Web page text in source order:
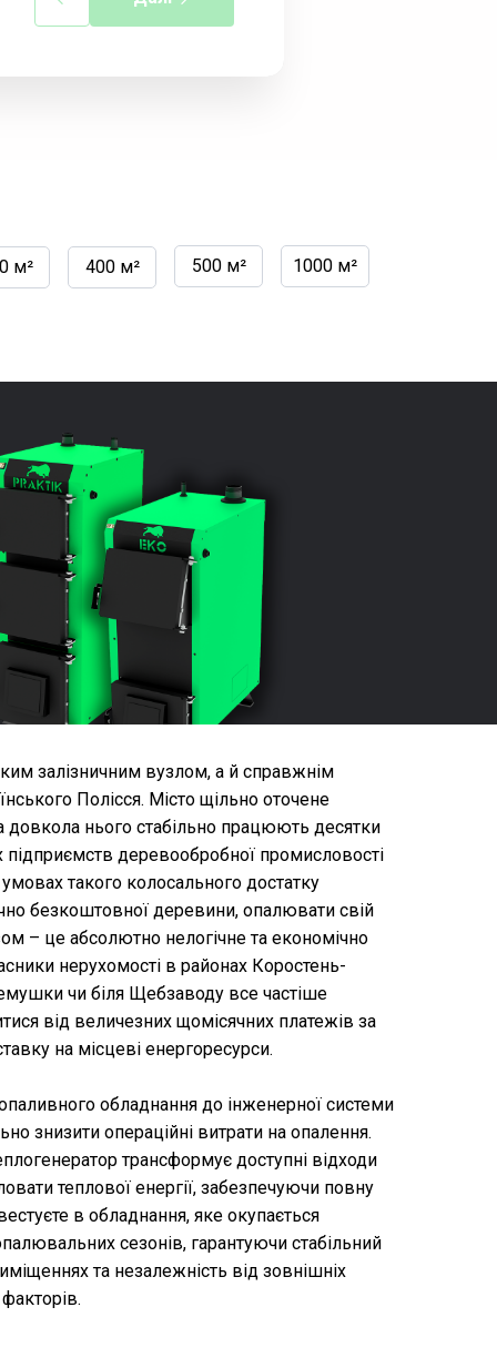
1000 м²
500 м²
400 м²
м²
залізничним вузлом, а й справжнім
Полісся. Місто щільно оточене
довкола нього стабільно працюють десятки
деревообробної промисловості
такого колосального достатку
безкоштовної деревини, опалювати свій
– це абсолютно нелогічне та економічно
нерухомості в районах Коростень-
чи біля Щебзаводу все частіше
від величезних щомісячних платежів за
на місцеві енергоресурси.
обладнання до інженерної системи
знизити операційні витрати на опалення.
трансформує доступні відходи
теплової енергії, забезпечуючи повну
в обладнання, яке окупається
сезонів, гарантуючи стабільний
та незалежність від зовнішніх